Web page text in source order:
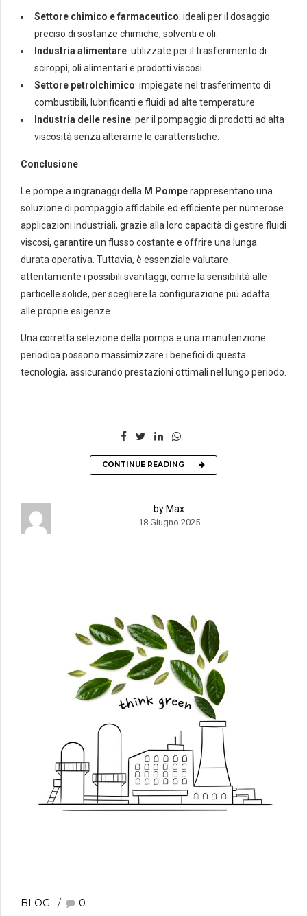
Settore chimico e farmaceutico: ideali per il dosaggio
preciso di sostanze chimiche, solventi e oli.
Industria alimentare: utilizzate per il trasferimento di
sciroppi, oli alimentari e prodotti viscosi.
Settore petrolchimico: impiegate nel trasferimento di
combustibili, lubrificanti e fluidi ad alte temperature.
Industria delle resine: per il pompaggio di prodotti ad alta
viscosità senza alterarne le caratteristiche.
Conclusione
Le pompe a ingranaggi della M Pomperappresentano una
soluzione di pompaggio affidabile ed efficiente per numerose
applicazioni industriali, grazie alla loro capacità di gestire fluidi
viscosi, garantire un flusso costante e offrire una lunga
durata operativa. Tuttavia, è essenziale valutare
attentamente i possibili svantaggi, come la sensibilità alle
particelle solide, per scegliere la configurazione più adatta
alle proprie esigenze.
Una corretta selezione della pompa e una manutenzione
periodica possono massimizzare i benefici di questa
tecnologia, assicurando prestazioni ottimali nel lungo periodo.
CONTINUE READING
by Max
18 Giugno 2025
BLOG 0